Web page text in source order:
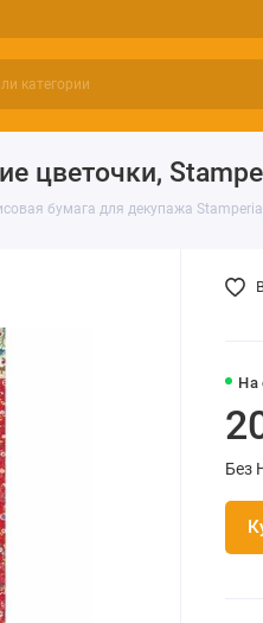
цветочки,
бумага для декупажа
На
Без